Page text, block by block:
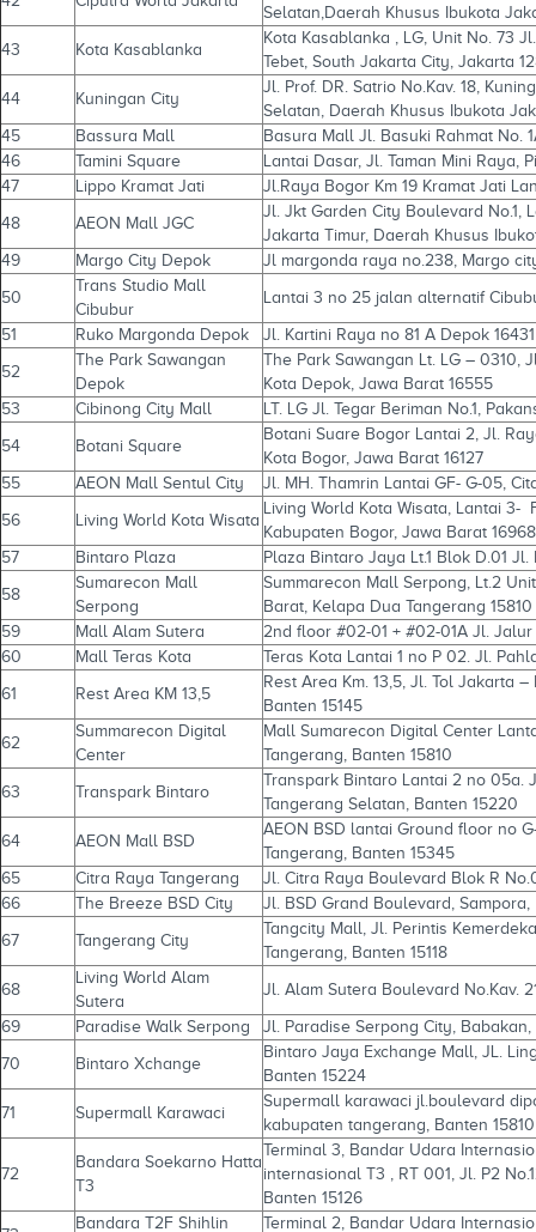
Selatan,Daerah Khusus Ibukota
43 Kota Kasablanka
Kota Kasablanka , LG, Unit No. 73
Tebet, South Jakarta City, Jakarta
44 Kuningan City
Jl. Prof. DR. Satrio No.Kav. 18,
Selatan, Daerah Khusus Ibukota
45
Bassura Mall
Basura Mall Jl. Basuki Rahmat No.
46
Tamini Square
Lantai Dasar, Jl. Taman Mini Raya,
47
Lippo Kramat Jati Jl.Raya Bogor Km 19 Kramat Jati
48 AEON Mall JGC
Jl. Jkt Garden City Boulevard No.1,
Jakarta Timur, Daerah Khusus
49
Margo City Depok Jl margonda raya no.238, Margo
50
Trans Studio Mall
Cibubur
Lantai 3 no 25 jalan alternatif
51 Ruko Margonda Depok Jl. Kartini Raya no 81 A Depok 16431
52
The Park Sawangan
Depok
The Park Sawangan Lt. LG – 0310,
Kota Depok, Jawa Barat 16555
53
Cibinong City Mall LT. LG Jl. Tegar Beriman No.1,
54 Botani Square
Botani Suare Bogor Lantai 2, Jl.
Kota Bogor, Jawa Barat 16127
55
AEON Mall Sentul City Jl. MH. Thamrin Lantai GF- G-05,
56 Living World Kota Wisata
Living World Kota Wisata, Lantai 3-
Kabupaten Bogor, Jawa Barat 16968
57
Bintaro Plaza Plaza Bintaro Jaya Lt.1 Blok D.01
58
Sumarecon Mall
Serpong
Summarecon Mall Serpong, Lt.2
Barat, Kelapa Dua Tangerang 15810
59
Mall Alam Sutera
2nd floor #02-01 + #02-01A Jl.
60
Mall Teras Kota Teras Kota Lantai 1 no P 02. Jl.
61 Rest Area KM 13,5
Rest Area Km. 13,5, Jl. Tol Jakarta
Banten 15145
62
Summarecon Digital
Center
Mall Sumarecon Digital Center
Tangerang, Banten 15810
63 Transpark Bintaro
Transpark Bintaro Lantai 2 no 05a.
Tangerang Selatan, Banten 15220
64 AEON Mall BSD
AEON BSD lantai Ground floor no
Tangerang, Banten 15345
65
Citra Raya Tangerang
Jl. Citra Raya Boulevard Blok R
66
The Breeze BSD City Jl. BSD Grand Boulevard,
67 Tangerang City
Tangcity Mall, Jl. Perintis
Tangerang, Banten 15118
68
Living World Alam
Sutera
Jl. Alam Sutera Boulevard No.Kav.
69 Paradise Walk Serpong Jl. Paradise Serpong City,
70 Bintaro Xchange
Bintaro Jaya Exchange Mall, JL.
Banten 15224
71 Supermall Karawaci
Supermall karawaci jl.boulevard
kabupaten tangerang, Banten 15810
72
Bandara Soekarno Hatta
T3
Terminal 3, Bandar Udara
internasional T3 , RT 001, Jl. P2
Banten 15126
Bandara T2F Shihlin Terminal 2, Bandar Udara